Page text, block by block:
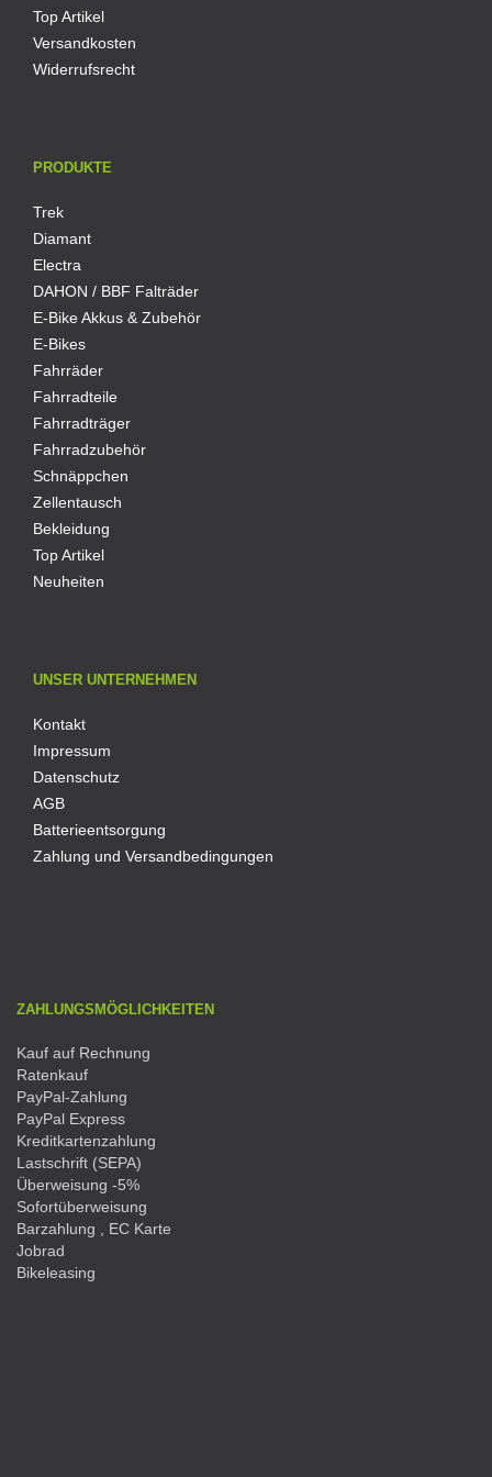
Top Artikel
Versandkosten
Widerrufsrecht
PRODUKTE
Trek
Diamant
Electra
DAHON / BBF Falträder
E-Bike Akkus & Zubehör
E-Bikes
Fahrräder
Fahrradteile
Fahrradträger
Fahrradzubehör
Schnäppchen
Zellentausch
Bekleidung
Top Artikel
Neuheiten
UNSER UNTERNEHMEN
Kontakt
Impressum
Datenschutz
AGB
Batterieentsorgung
Zahlung und Versandbedingungen
ZAHLUNGSMÖGLICHKEITEN
Kauf auf Rechnung
Ratenkauf
PayPal-Zahlung
PayPal Express
Kreditkartenzahlung
Lastschrift (SEPA)
Überweisung -5%
Sofortüberweisung
Barzahlung , EC Karte
Jobrad
Bikeleasing